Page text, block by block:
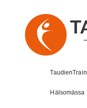
Hälsomässa